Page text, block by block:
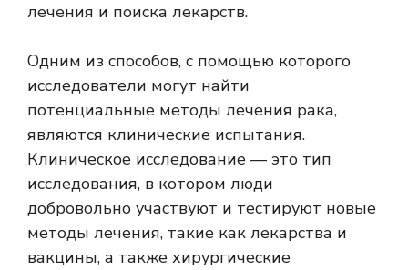
лечения и поиска лекарств.
Одним из способов, с помощью которого
исследователи могут найти
потенциальные методы лечения рака,
являются клинические испытания.
Клиническое исследование — это тип
исследования, в котором люди
добровольно участвуют и тестируют новые
методы лечения, такие как лекарства и
вакцины, а также хирургические